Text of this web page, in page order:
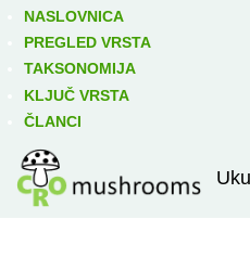
NASLOVNICA
PREGLED VRSTA
TAKSONOMIJA
KLJUČ VRSTA
ČLANCI
Izravno podređene